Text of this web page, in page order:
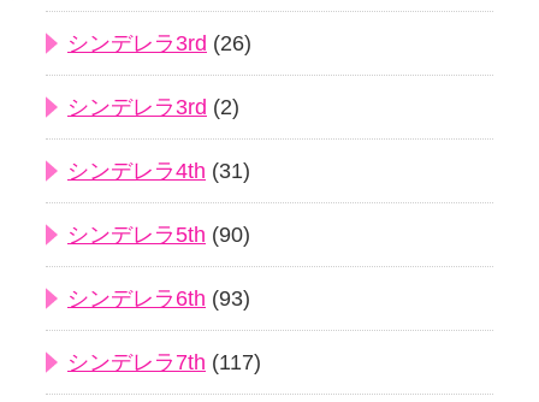
シンデレラ3rd (26)
シンデレラ3rd (2)
シンデレラ4th (31)
シンデレラ5th (90)
シンデレラ6th (93)
シンデレラ7th (117)